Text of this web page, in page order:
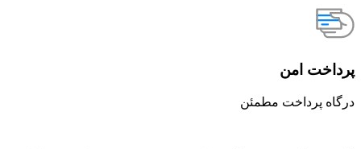
پرداخت امن
درگاه پرداخت مطمئن